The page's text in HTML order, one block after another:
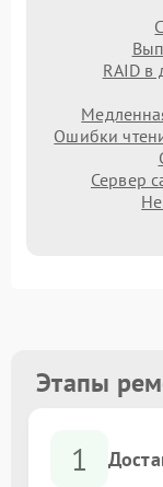
RAID в
Ошибки
Сервер
Этапы
1